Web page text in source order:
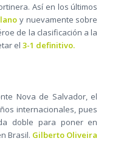
Así en los últimos
y nuevamente sobre
de la clasificación a la
el 3-1 definitivo.
Nova de Salvador, el
internacionales, pues
doble para poner en
Brasil. Gilberto Oliveira